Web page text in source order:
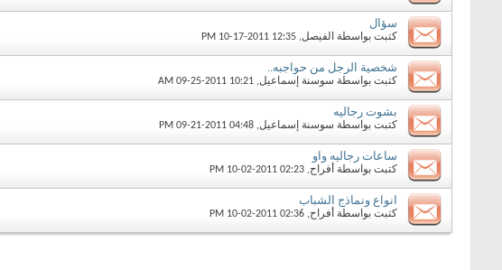
سؤال
كتبت بواسطة الفيصل‏, 10-17-2011 12:35 PM
شخصية الرجل من حواجبه..
كتبت بواسطة سوسنة إسماعيل‏, 09-25-2011 10:21 AM
بشوت رجاليه
كتبت بواسطة سوسنة إسماعيل‏, 09-21-2011 04:48 PM
ساعات رجاليه واو
كتبت بواسطة أفراح‏, 10-02-2011 02:23 PM
انواع ونماذج الشباب
كتبت بواسطة أفراح‏, 10-02-2011 02:36 PM